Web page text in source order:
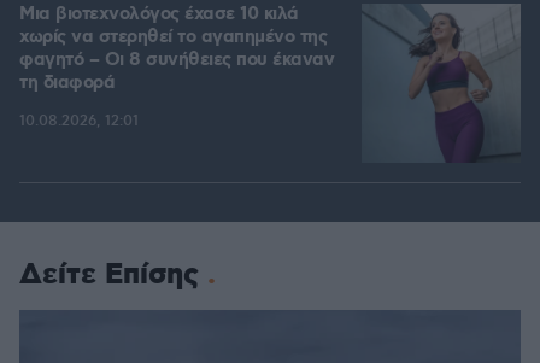
Μια βιοτεχνολόγος έχασε 10 κιλά
χωρίς να στερηθεί το αγαπημένο της
φαγητό – Οι 8 συνήθειες που έκαναν
τη διαφορά
10.08.2026, 12:01
Δείτε Επίσης